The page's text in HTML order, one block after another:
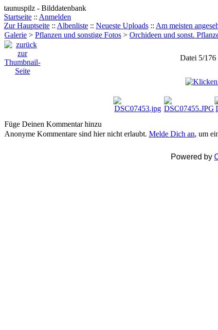
taunuspilz - Bilddatenbank
Startseite :: Anmelden
Zur Hauptseite :: Albenliste :: Neueste Uploads :: Am meisten
Galerie > Pflanzen und sonstige Fotos > Orchideen und sonst.
Datei 5/176
Füge Deinen Kommentar hinzu
Anonyme Kommentare sind hier nicht erlaubt. Melde Dich an, um
Powered by